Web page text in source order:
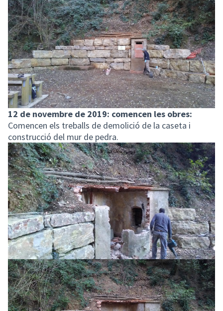
12 de novembre de 2019: comencen les obres:
Comencen els treballs de demolició de la caseta i
construcció del mur de pedra.